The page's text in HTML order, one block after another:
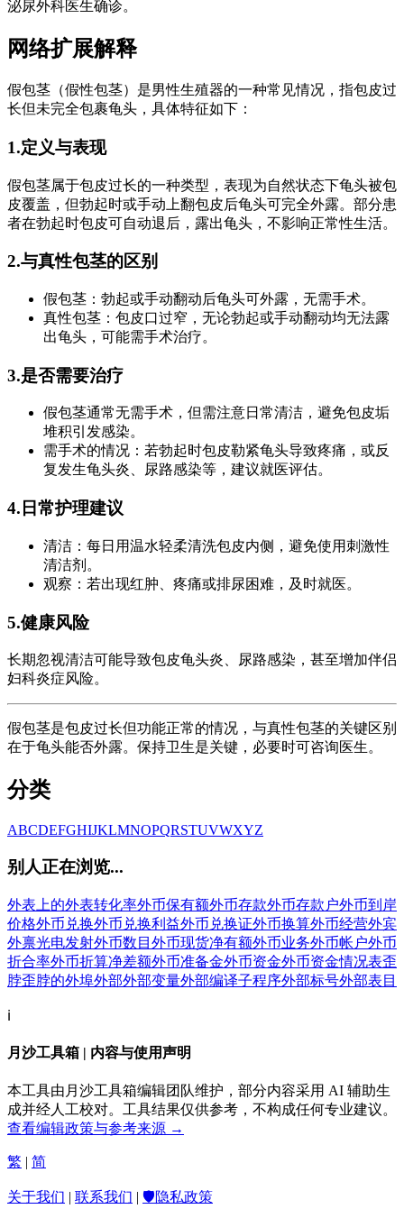
泌尿外科医生确诊。
网络扩展解释
假包茎（假性包茎）是男性生殖器的一种常见情况，指包皮过
长但未完全包裹龟头，具体特征如下：
1.定义与表现
假包茎属于包皮过长的一种类型，表现为自然状态下龟头被包
皮覆盖，但勃起时或手动上翻包皮后龟头可完全外露。部分患
者在勃起时包皮可自动退后，露出龟头，不影响正常性生活。
2.与真性包茎的区别
假包茎：勃起或手动翻动后龟头可外露，无需手术。
真性包茎：包皮口过窄，无论勃起或手动翻动均无法露
出龟头，可能需手术治疗。
3.是否需要治疗
假包茎通常无需手术，但需注意日常清洁，避免包皮垢
堆积引发感染。
需手术的情况：若勃起时包皮勒紧龟头导致疼痛，或反
复发生龟头炎、尿路感染等，建议就医评估。
4.日常护理建议
清洁：每日用温水轻柔清洗包皮内侧，避免使用刺激性
清洁剂。
观察：若出现红肿、疼痛或排尿困难，及时就医。
5.健康风险
长期忽视清洁可能导致包皮龟头炎、尿路感染，甚至增加伴侣
妇科炎症风险。
假包茎是包皮过长但功能正常的情况，与真性包茎的关键区别
在于龟头能否外露。保持卫生是关键，必要时可咨询医生。
分类
ABCDEFGHIJKLMNOPQRSTUVWXYZ
别人正在浏览...
外表上的外表转化率外币保有额外币存款外币存款户外币到岸
价格外币兑换外币兑换利益外币兑换证外币换算外币经营外宾
外禀光电发射外币数目 外币现货净有额外币业务外币帐户外币
折合率外币折算净差额外币准备金外币资金外币资金情况表歪
脖歪脖的外埠外部外部变量外部编译子程序外部标号外部表目
ℹ️
月沙工具箱 | 内容与使用声明
本工具由月沙工具箱编辑团队维护，部分内容采用 AI 辅助生
成并经人工校对。工具结果仅供参考，不构成任何专业建议。
查看编辑政策与参考来源 →
繁 | 简
关于我们 | 联系我们 | 🛡️隐私政策